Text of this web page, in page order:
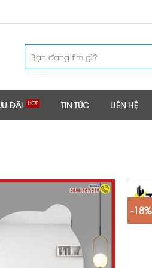
kiếm:
ĐÃI TIN TỨC LIÊN HỆ
-18%